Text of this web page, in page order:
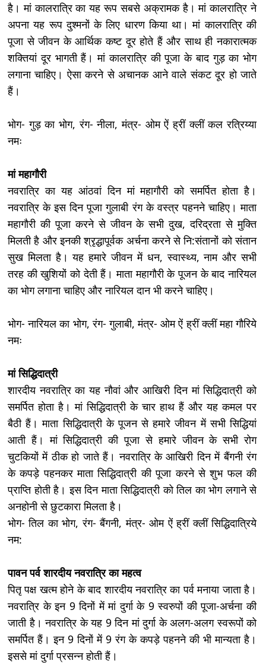
है। मां कालरात्रि का यह रूप सबसे अक्रामक है। मां कालरात्रि ने
अपना यह रूप दुश्मनों के लिए धारण किया था। मां कालरात्रि की
पूजा से जीवन के आर्थिक कष्ट दूर होते हैं और साथ ही नकारात्मक
शक्तियां दूर भागती हैं। मां कालरात्रि की पूजा के बाद गुड़ का भोग
लगाना चाहिए। ऐसा करने से अचानक आने वाले संकट दूर हो जाते
हैं।
भोग- गुड़ का भोग, रंग- नीला, मंत्र- ओम ऐं ह्रीं क्लीं कल रत्रिय्या
नमः
मां महागौरी
नवरात्रि का यह आंठवां दिन मां महागौरी को समर्पित होता है।
नवरात्रि के इस दिन पूजा गुलाबी रंग के वस्त्र पहनने चाहिए। माता
महागौरी की पूजा करने से जीवन के सभी दुख, दरिद्रता से मुक्ति
मिलती है और इनकी श्रृद्धापूर्वक अर्चना करने से नि:संतानों को संतान
सुख मिलता है। यह हमारे जीवन में धन, स्वास्थ्य, नाम और सभी
तरह की खुशियों को देती हैं। माता महागौरी के पूजन के बाद नारियल
का भोग लगाना चाहिए और नारियल दान भी करने चाहिए।
भोग- नारियल का भोग, रंग- गुलाबी, मंत्र- ओम ऐं ह्रीं क्लीं महा गौरिये
नमः
मां सिद्धिदात्री
शारदीय नवरात्रि का यह नौवां और आखिरी दिन मां सिद्धिदात्री को
समर्पित होता है। मां सिद्धिदात्री के चार हाथ हैं और यह कमल पर
बैठी हैं। माता सिद्धिदात्री के पूजन से हमारे जीवन में सभी सिद्धियां
आती हैं। मां सिद्धिदात्री की पूजा से हमारे जीवन के सभी रोग
चुटकियों में ठीक हो जाते हैं। नवरात्रि के आखिरी दिन में बैंगनी रंग
के कपड़े पहनकर माता सिद्धिदात्री की पूजा करने से शुभ फल की
प्राप्ति होती है। इस दिन माता सिद्धिदात्री को तिल का भोग लगाने से
अनहोनी से छुटकारा मिलता है।
भोग- तिल का भोग, रंग- बैंगनी, मंत्र- ओम ऐं ह्रीं क्लीं सिद्धिदात्रिये
नम:
पावन पर्व शारदीय नवरात्रि का महत्व
पितृ पक्ष खत्म होने के बाद शारदीय नवरात्रि का पर्व मनाया जाता है।
नवरात्रि के इन 9 दिनों में मां दुर्गा के 9 स्वरुपों की पूजा-अर्चना की
जाती है। नवरात्रि के यह 9 दिन मां दुर्गा के अलग-अलग स्वरूपों को
समर्पित हैं। इन 9 दिनों में 9 रंग के कपड़े पहनने की भी मान्यता है।
इससे मां दुर्गा प्रसन्न होती हैं।